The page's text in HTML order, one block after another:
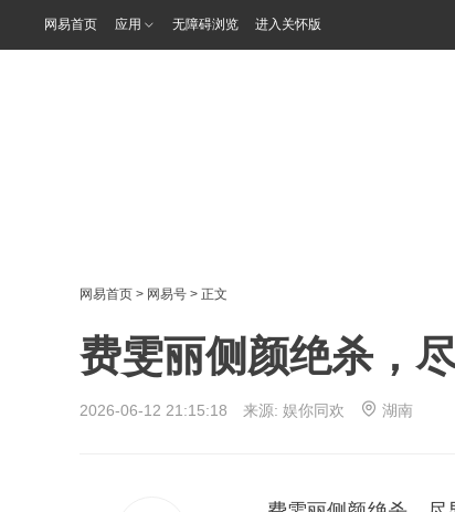
网易首页 应用 无障碍浏览 进入关怀版
网易首页 > 网易号 > 正文
费雯丽侧颜绝杀，
2026-06-12 21:15:18 来源: 娱你同欢 湖南